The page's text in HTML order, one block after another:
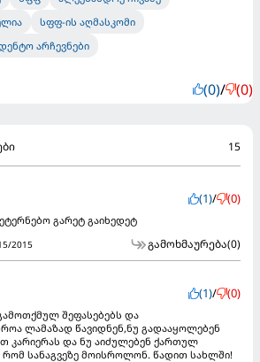
სფფ-ის აღმასკომი
არჩევნები
(0)/ (0)
15
(1)/ (0)
გარეტ გაიხედეტ
2015 გამოხმაურება(0)
(1)/ (0)
შეფასებებს და
ლამაზად წავიდნენ,ნუ გადააყოლებენ
კარიერას და ნუ აიძულებენ ქართულ
რომ სანაგვეზე მოისროლონ. წადით სახლში!